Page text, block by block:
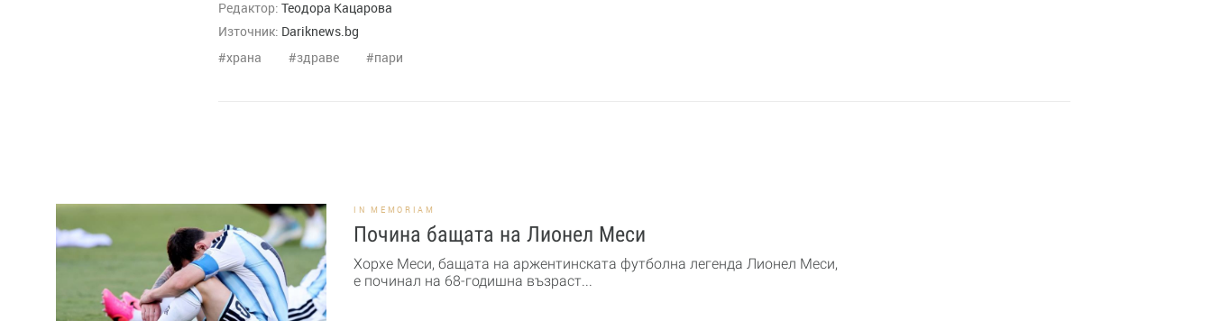
Редактор: Теодора Кацарова
Източник: Dariknews.bg
храна
здраве пари
IN MEMORIAM
Почина бащата на Лионел Меси
Хорхе Меси, бащата на аржентинската футболна легенда Лионел Меси,
е починал на 68-годишна възраст...